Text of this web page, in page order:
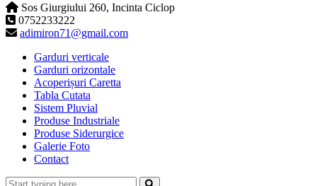
Sos Giurgiului 260, Incinta Ciclop
0752233222
adimiron71@gmail.com
Garduri verticale
Garduri orizontale
Acoperișuri Caretta
Tabla Cutata
Sistem Pluvial
Produse Industriale
Produse Siderurgice
Galerie Foto
Contact